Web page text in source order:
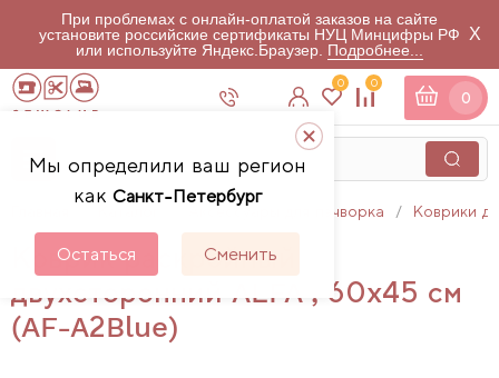
При проблемах с онлайн-оплатой заказов на сайте
установите российские сертификаты НУЦ Минцифры РФ
или используйте Яндекс.Браузер. Подробнее...
X
Мы определили ваш регион
как Санкт-Петербург
Остаться Сменить
0 0
0
Аксессуары для пэчворка Коврики
Коврик раскройный
двухсторонний ALFA , 60x45 см
(AF-A2Blue)